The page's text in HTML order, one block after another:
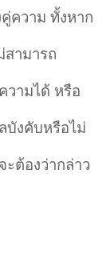
ความ ทั้งหาก
ามารถ
ามได้ หรือ
งคับหรือไม่
ะต้องว่ากล่าว